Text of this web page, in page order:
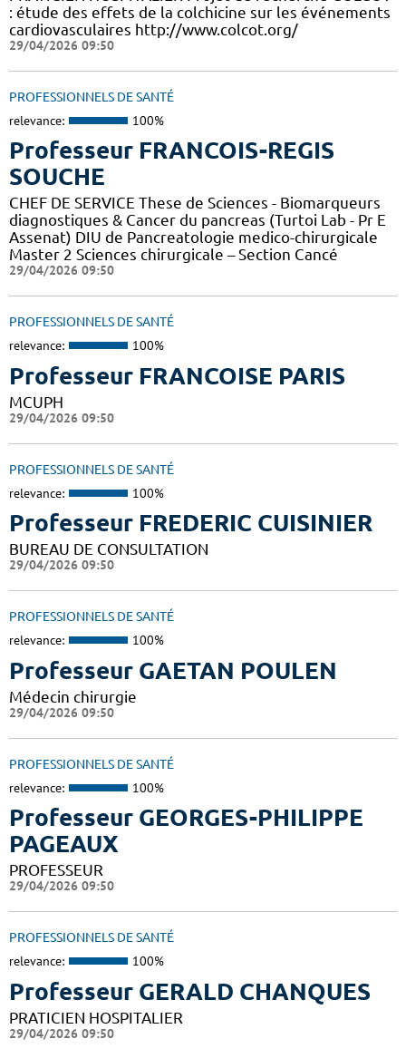
: étude des effets de la colchicine sur les événements
cardiovasculaires http://www.colcot.org/
29/04/2026 09:50
PROFESSIONNELS DE SANTÉ
relevance: 100%
Professeur FRANCOIS-REGIS
SOUCHE
CHEF DE SERVICE These de Sciences - Biomarqueurs
diagnostiques & Cancer du pancreas (Turtoi Lab - Pr E
Assenat) DIU de Pancreatologie medico-chirurgicale
Master 2 Sciences chirurgicale – Section Cancé
29/04/2026 09:50
PROFESSIONNELS DE SANTÉ
relevance: 100%
Professeur FRANCOISE PARIS
MCUPH
29/04/2026 09:50
PROFESSIONNELS DE SANTÉ
relevance: 100%
Professeur FREDERIC CUISINIER
BUREAU DE CONSULTATION
29/04/2026 09:50
PROFESSIONNELS DE SANTÉ
relevance: 100%
Professeur GAETAN POULEN
Médecin chirurgie
29/04/2026 09:50
PROFESSIONNELS DE SANTÉ
relevance: 100%
Professeur GEORGES-PHILIPPE
PAGEAUX
PROFESSEUR
29/04/2026 09:50
PROFESSIONNELS DE SANTÉ
relevance: 100%
Professeur GERALD CHANQUES
PRATICIEN HOSPITALIER
29/04/2026 09:50